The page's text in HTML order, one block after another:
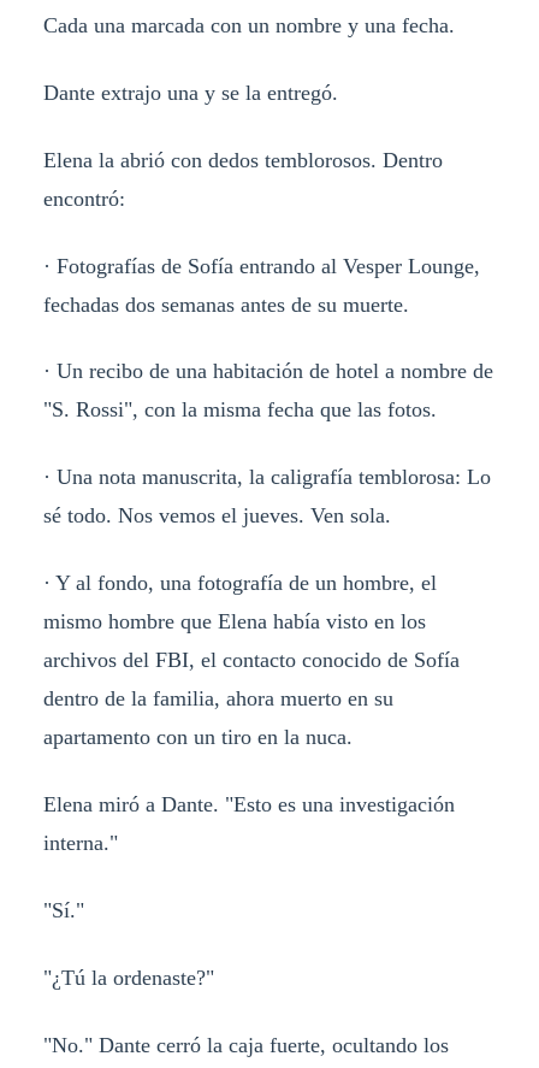
Cada una marcada con un nombre y una fecha.
Dante extrajo una y se la entregó.
Elena la abrió con dedos temblorosos. Dentro
encontró:
· Fotografías de Sofía entrando al Vesper Lounge,
fechadas dos semanas antes de su muerte.
· Un recibo de una habitación de hotel a nombre de
"S. Rossi", con la misma fecha que las fotos.
· Una nota manuscrita, la caligrafía temblorosa: Lo
sé todo. Nos vemos el jueves. Ven sola.
· Y al fondo, una fotografía de un hombre, el
mismo hombre que Elena había visto en los
archivos del FBI, el contacto conocido de Sofía
dentro de la familia, ahora muerto en su
apartamento con un tiro en la nuca.
Elena miró a Dante. "Esto es una investigación
interna."
"Sí."
"¿Tú la ordenaste?"
"No." Dante cerró la caja fuerte, ocultando los